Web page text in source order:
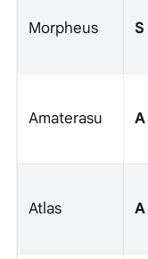
Morpheus S
Amaterasu A
Atlas A